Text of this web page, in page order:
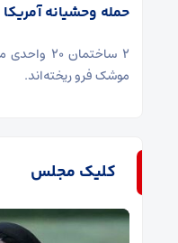
حمله وحشیانه
۲
موشک فرو ریخته‌اند.
کلیک مجلس